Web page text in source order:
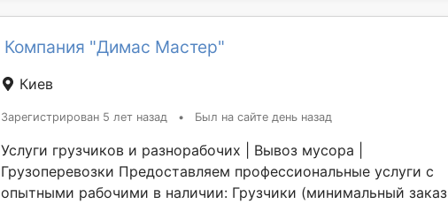
Компания "Димас Мастер"
Киев
Зарегистрирован 5 лет назад • Был на сайте день назад
Услуги грузчиков и разнорабочих | Вывоз мусора |
Грузоперевозки Предоставляем профессиональные услуги с
опытными рабочими в наличии: Грузчики (минимальный заказ